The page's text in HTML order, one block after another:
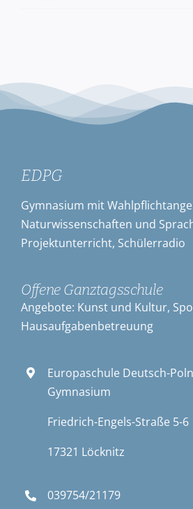
EDPG
Gymnasium mit
Naturwissenschaften und
Projektunterricht, Schülerradio
Offene Ganztagsschule
Angebote: Kunst und Kultur,
Hausaufgabenbetreuung
Europaschule Deutsch-
Gymnasium
Friedrich-Engels-Straße 5-6
17321 Löcknitz
039754/21179